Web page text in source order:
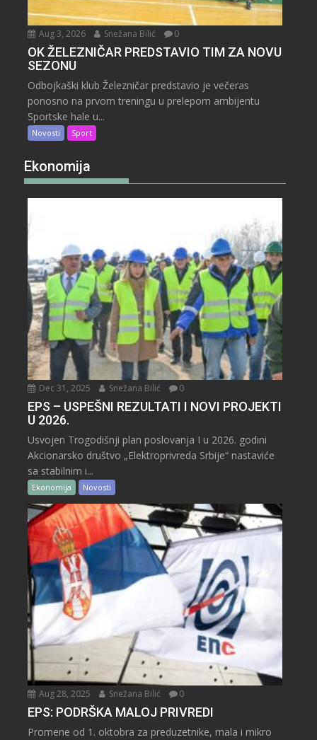
Aug 3, 2026 Snežana Bilić 0
OK ŽELEZNIČAR PREDSTAVIO TIM ZA NOVU
SEZONU
Odbojkaški klub Železničar predstavio je večeras
ponosno na prvom treningu u prelepom ambijentu
Sportske hale u...
Novosti Sport
Ekonomija
Dec 31, 2025 Snežana Bilić 0
EPS – USPEŠNI REZULTATI I NOVI PROJEKTI
U 2026.
Usvojen Trogodišnji plan poslovanja I u 2026. godini
Akcionarsko društvo „Elektroprivreda Srbije“ nastaviće
sa stabilnim i...
Ekonomija Novosti
Aug 28, 2025 Snežana Bilić 0
EPS: PODRŠKA MALOJ PRIVREDI
Promene od 1. oktobra za preduzetnike, mala i mikro